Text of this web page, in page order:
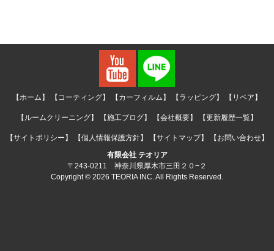
【ホーム】 【コーティング】 【カーフィルム】 【ラッピング】 【リペア】
【ルームクリーニング】 【施工ブログ】 【会社概要】 【更新履歴一覧】
【サイトポリシー】 【個人情報保護方針】 【サイトマップ】
【お問い合わせ】
有限会社 テオリア
〒243-0211 神奈川県厚木市三田２０−２
Copyright © 2026 TEORIA INC. All Rights Reserved.